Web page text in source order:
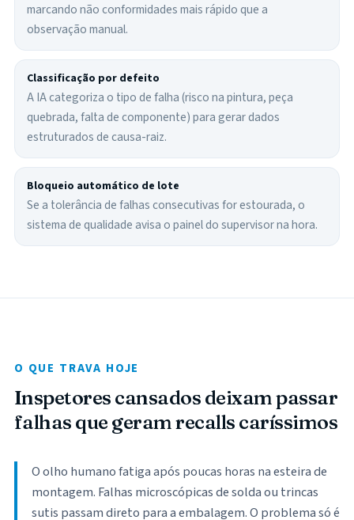
marcando não conformidades mais rápido que a
observação manual.
Classificação por defeito
A IA categoriza o tipo de falha (risco na pintura, peça
quebrada, falta de componente) para gerar dados
estruturados de causa-raiz.
Bloqueio automático de lote
Se a tolerância de falhas consecutivas for estourada, o
sistema de qualidade avisa o painel do supervisor na hora.
O QUE TRAVA HOJE
Inspetores cansados deixam passar
falhas que geram recalls caríssimos
O olho humano fatiga após poucas horas na esteira de
montagem. Falhas microscópicas de solda ou trincas
sutis passam direto para a embalagem. O problema só é